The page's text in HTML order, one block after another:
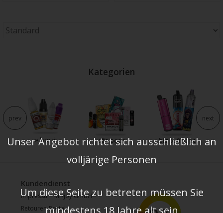
Kategorien
e liquid elfa pods big puff vape
prev next
Kundendienst
Impressum Mr-joy GmbH
Retouren-Portal
Unser Angebot richtet sich ausschließlich an
volljärige Personen
Um diese Seite zu betreten müssen Sie
mindestens 18 Jahre alt sein